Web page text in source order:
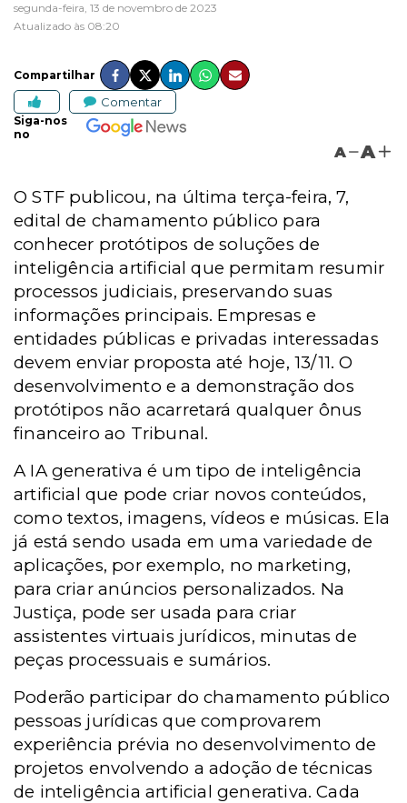
segunda-feira, 13 de novembro de 2023
Atualizado às 08:20
Compartilhar
Comentar
Siga-nos
no
A A
O STF publicou, na última terça-feira, 7,
edital de chamamento público para
conhecer protótipos de soluções de
inteligência artificial que permitam resumir
processos judiciais, preservando suas
informações principais. Empresas e
entidades públicas e privadas interessadas
devem enviar proposta até hoje, 13/11. O
desenvolvimento e a demonstração dos
protótipos não acarretará qualquer ônus
financeiro ao Tribunal.
A IA generativa é um tipo de inteligência
artificial que pode criar novos conteúdos,
como textos, imagens, vídeos e músicas. Ela
já está sendo usada em uma variedade de
aplicações, por exemplo, no marketing,
para criar anúncios personalizados. Na
Justiça, pode ser usada para criar
assistentes virtuais jurídicos, minutas de
peças processuais e sumários.
Poderão participar do chamamento público
pessoas jurídicas que comprovarem
experiência prévia no desenvolvimento de
projetos envolvendo a adoção de técnicas
de inteligência artificial generativa. Cada